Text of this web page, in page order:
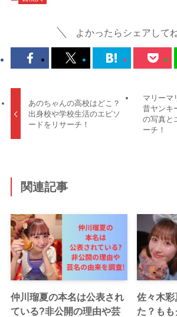
よかったらシェアして
あのちゃんの高校はどこ？
出身校や学校生活のエピソ
ードをリサーチ！
マリーマ
昔ヤンキ
の写真と
ーチ！
関連記事
仲川瑠夏の本名は公表され
ている?非公開の理由や芸
佐々木彩
た？も